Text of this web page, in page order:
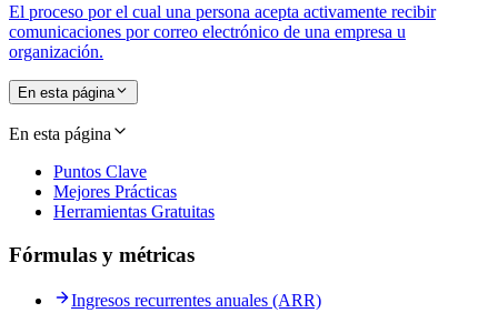
El proceso por el cual una persona acepta activamente recibir
comunicaciones por correo electrónico de una empresa u
organización.
En esta página
En esta página
Puntos Clave
Mejores Prácticas
Herramientas Gratuitas
Fórmulas y métricas
Ingresos recurrentes anuales (ARR)